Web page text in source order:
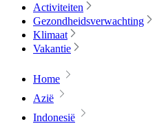
Activiteiten
Gezondheidsverwachting
Klimaat
Vakantie
Home
Azië
Indonesië